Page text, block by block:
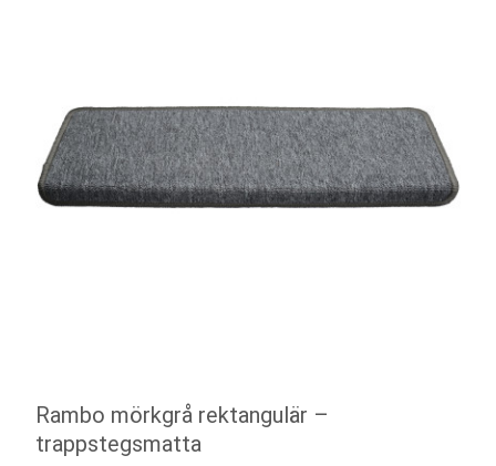
Rambo mörkgrå rektangulär –
trappstegsmatta